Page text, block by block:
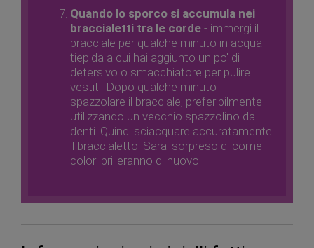
Quando lo sporco si accumula nei
braccialetti tra le corde - immergi il
bracciale per qualche minuto in acqua
tiepida a cui hai aggiunto un po' di
detersivo o smacchiatore per pulire i
vestiti. Dopo qualche minuto
spazzolare il bracciale, preferibilmente
utilizzando un vecchio spazzolino da
denti. Quindi sciacquare accuratamente
il braccialetto. Sarai sorpreso di come i
colori brilleranno di nuovo!